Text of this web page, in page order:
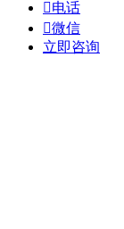
电话
微信
立即咨询